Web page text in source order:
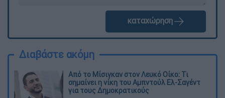
καταχώρηση
Διαβάστε ακόμη
Από το Μίσιγκαν στον Λευκό Οίκο: Τι
σημαίνει η νίκη του Αμπντούλ Ελ-Σαγέντ
για τους Δημοκρατικούς